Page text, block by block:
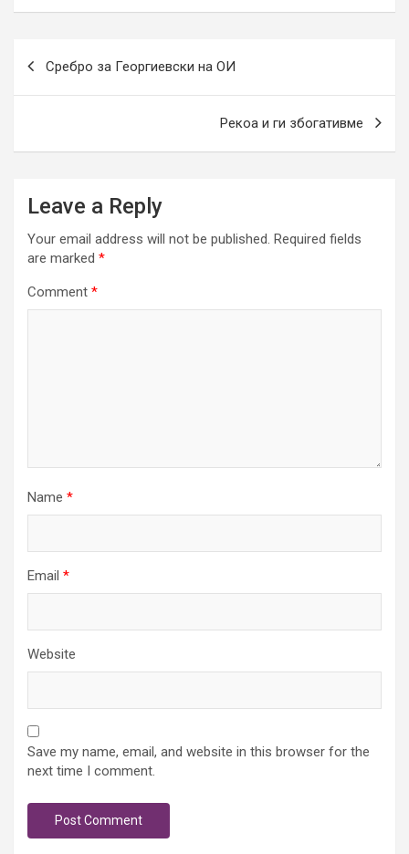
navigation
Сребро за Георгиевски на ОИ
Рекоа и ги збогативме
Leave a Reply
Your email address will not be published. Required fields
are marked *
Comment *
Name *
Email *
Website
Save my name, email, and website in this browser for the
next time I comment.